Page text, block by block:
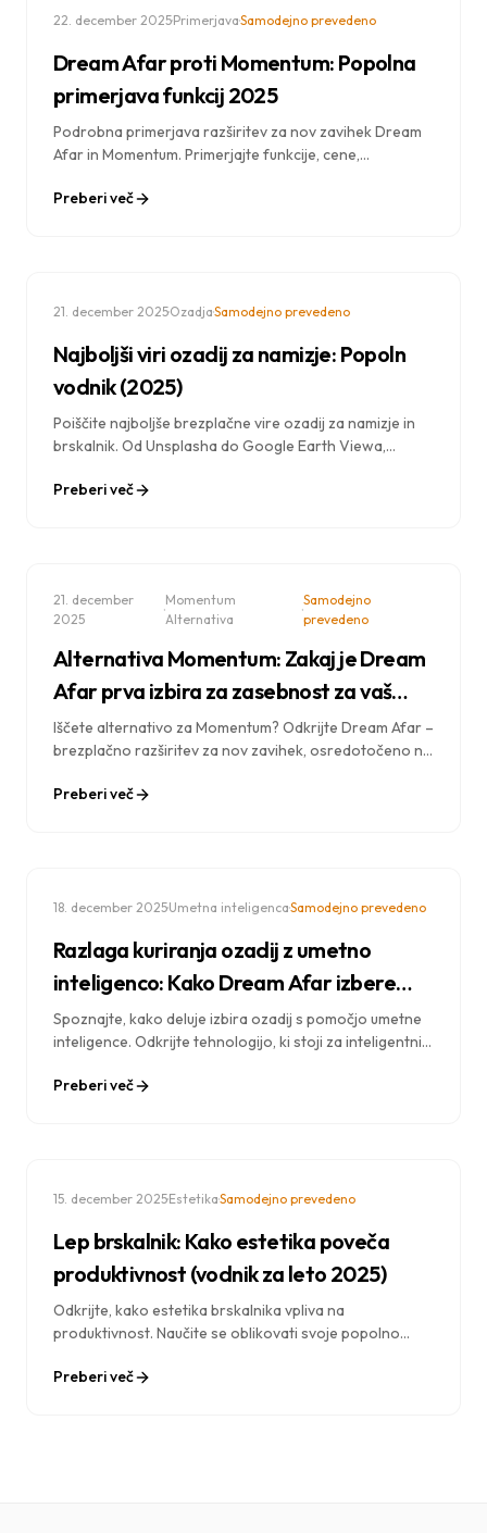
22. december 2025·Primerjava·Samodejno prevedeno
Dream Afar proti Momentum: Popolna
primerjava funkcij 2025
Podrobna primerjava razširitev za nov zavihek Dream
Afar in Momentum. Primerjajte funkcije, cene,
razširitev za nov zavihek v Chromu zase.
Preberi več
21. december 2025·Ozadja·Samodejno prevedeno
Najboljši viri ozadij za namizje: Popoln
vodnik (2025)
Poiščite najboljše brezplačne vire ozadij za namizje in
brskalnik. Od Unsplasha do Google Earth Viewa,
Preberi več
21. december
2025
·Momentum
Alternativa
·Samodejno
prevedeno
Alternativa Momentum: Zakaj je Dream
Afar prva izbira za zasebnost za vaš
novi zavihek
Iščete alternativo za Momentum? Odkrijte Dream Afar –
brezplačno razširitev za nov zavihek, osredotočeno na
pripomočki in ničelnim zbiranjem podatkov. Račun ni
Preberi več
18. december 2025·Umetna inteligenca·Samodejno prevedeno
Razlaga kuriranja ozadij z umetno
inteligenco: Kako Dream Afar izbere
vaše popolno ozadje
Spoznajte, kako deluje izbira ozadij s pomočjo umetne
inteligence. Odkrijte tehnologijo, ki stoji za inteligentnim
čudovita ozadja.
Preberi več
15. december 2025·Estetika·Samodejno prevedeno
Lep brskalnik: Kako estetika poveča
produktivnost (vodnik za leto 2025)
Odkrijte, kako estetika brskalnika vpliva na
produktivnost. Naučite se oblikovati svoje popolno
ki izboljšajo osredotočenost in motivacijo.
Preberi več